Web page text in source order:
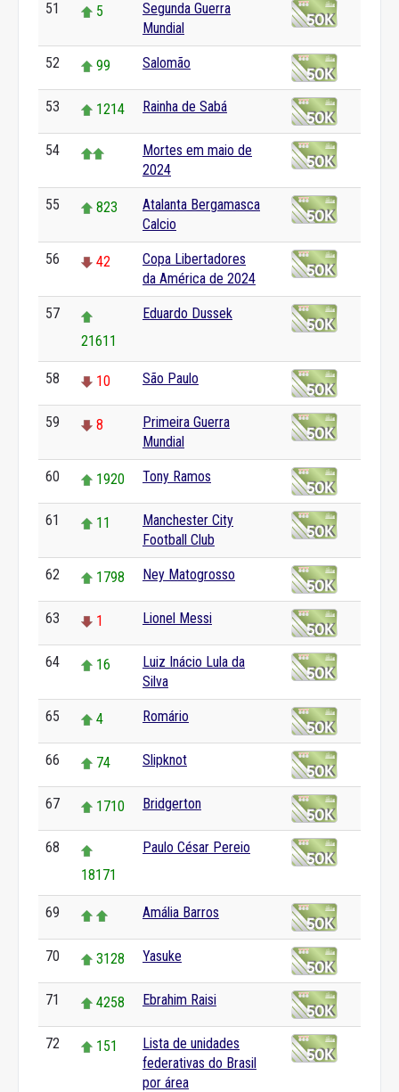
51 5
Segunda Guerra
Mundial
52 99 Salomão
53 1214 Rainha de Sabá
54
Mortes em maio de
2024
55 823
Atalanta Bergamasca
Calcio
56 42
Copa Libertadores
da América de 2024
57
21611
Eduardo Dussek
58 10 São Paulo
59 8
Primeira Guerra
Mundial
60 1920 Tony Ramos
61 11
Manchester City
Football Club
62 1798 Ney Matogrosso
63 1 Lionel Messi
64 16
Luiz Inácio Lula da
Silva
65 4 Romário
66 74 Slipknot
67 1710 Bridgerton
68
18171
Paulo César Pereio
69 Amália Barros
70 3128 Yasuke
71 4258 Ebrahim Raisi
72 151
Lista de unidades
federativas do Brasil
por área